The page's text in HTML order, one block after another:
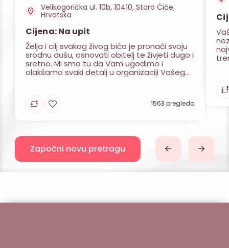
Velikogorička ul. 10b, 10410, Staro Čiče,
Hrvatska
Cijena: Na upit
Želja i cilj svakog živog bića je pronaći svoju
srodnu dušu, osnovati obitelj te živjeti dugo i
sretno. Mi smo tu da Vam ugodimo i
olakšamo svaki detalj u organizaciji Vašeg
redu, zadovoljstvo svih uzvanika, toliko je i
nama važno u istoj […]
1563 pregleda
Započni novu pretragu